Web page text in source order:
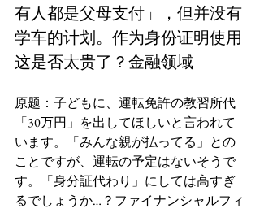
有人都是父母支付」，但并没有
学车的计划。作为身份证明使用
这是否太贵了？金融领域
原题：子どもに、運転免許の教習所代
「30万円」を出してほしいと言われて
います。「みんな親が払ってる」との
ことですが、運転の予定はないそうで
す。「身分証代わり」にしては高すぎ
るでしょうか…？ファイナンシャルフィ